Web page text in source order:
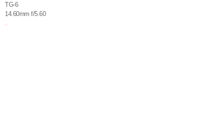
TG-6
14.60mm f/5.60